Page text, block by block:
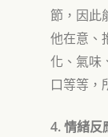
節 ， 因此
他在意 、
化、氣味
口等等 ，
4. 情緒反